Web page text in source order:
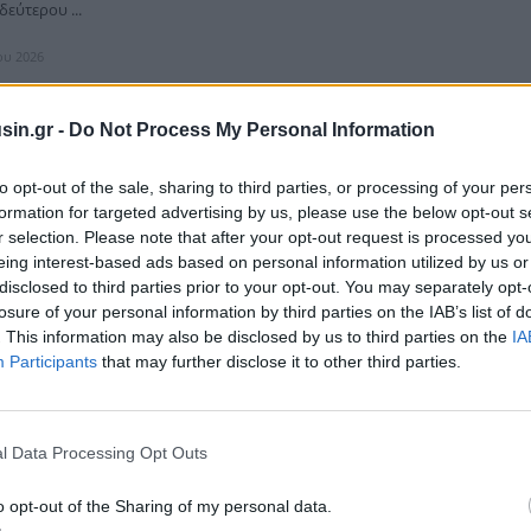
- Do Not Process My Personal Information
opt-out of the sale, sharing to third parties, or processing of your
for targeted advertising by us, please use the below opt-out
selection. Please note that after your opt-out request is processed
interest-based ads based on personal information utilized by us
to third parties prior to your opt-out. You may separately
of your personal information by third parties on the IAB’s list of
This information may also be disclosed by us to third parties on the
Participants that may further disclose it to other third parties.
Data Processing Opt Outs
opt-out of the Sharing of my personal data.
...
2026
Δήμαρχος αναδείχθηκε η Ευαγγελία Λαουντού
αναδείχθηκε απόψε, η Ευαγγελία Λαουντού, δημοτική
έπειτα από την προβλεπόμενη διαδικασία. Η εκλογή της
από το Δημοτικό Σ...
2026
του νέου Κώδικα Τοπικής Αυτοδιοίκησης
έγινε από την επιτροπή Δημόσιας Διοίκησης της Βουλής, το